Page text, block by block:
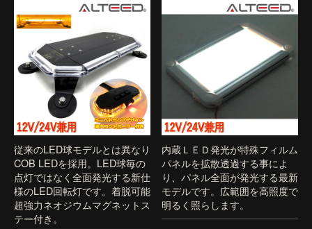
従来のLED球モデルとは異なり
COB LEDを採用。LED球毎の
点灯ではなく全面発光する新仕
様のLED回転灯です。着脱可能
超強力ネオジウムマグネットス
テー付き。
内蔵ＬＥＤ発光が特殊フィルム
パネルを拡散透過する事によ
り、パネル全面が発光する最新
モデルです。広範囲を高照度で
明るく照らします。